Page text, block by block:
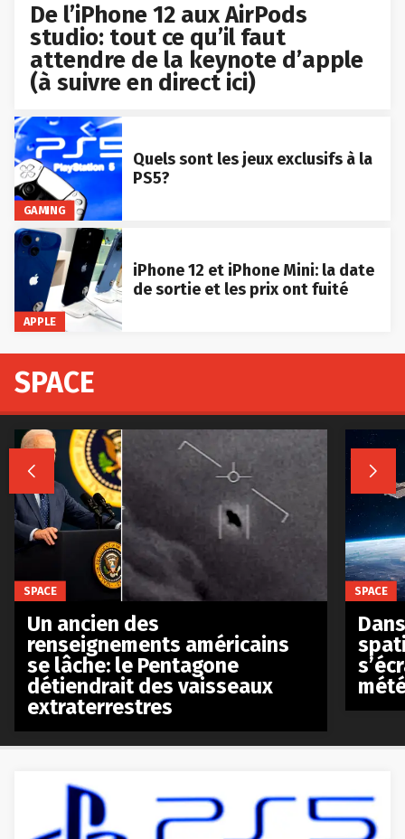
De l’iPhone 12 aux AirPods
studio: tout ce qu’il faut
attendre de la keynote d’apple
(à suivre en direct ici)
GAMING
Quels sont les jeux exclusifs à la
PS5?
APPLE
iPhone 12 et iPhone Mini: la date
de sortie et les prix ont fuité
SPACE
 
SPACE
Un ancien des
renseignements américains
se lâche: le Pentagone
détiendrait des vaisseaux
extraterrestres
SPACE